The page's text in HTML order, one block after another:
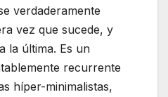
verdaderamente
vez que sucede, y
la última. Es un
recurrente
híper-minimalistas,